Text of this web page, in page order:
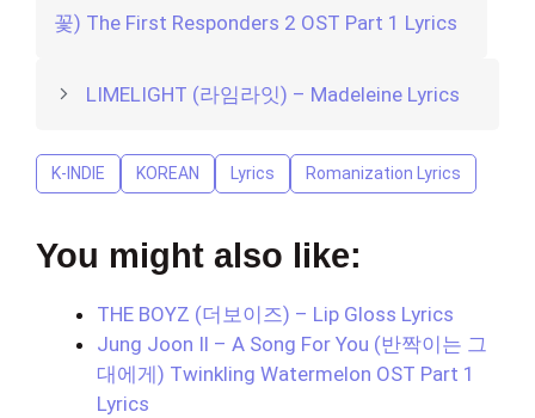
꽃) The First Responders 2 OST Part 1 Lyrics
LIMELIGHT (라임라잇) – Madeleine Lyrics
K-INDIE KOREAN Lyrics Romanization Lyrics
You might also like:
THE BOYZ (더보이즈) – Lip Gloss Lyrics
Jung Joon Il – A Song For You (반짝이는 그
대에게) Twinkling Watermelon OST Part 1
Lyrics